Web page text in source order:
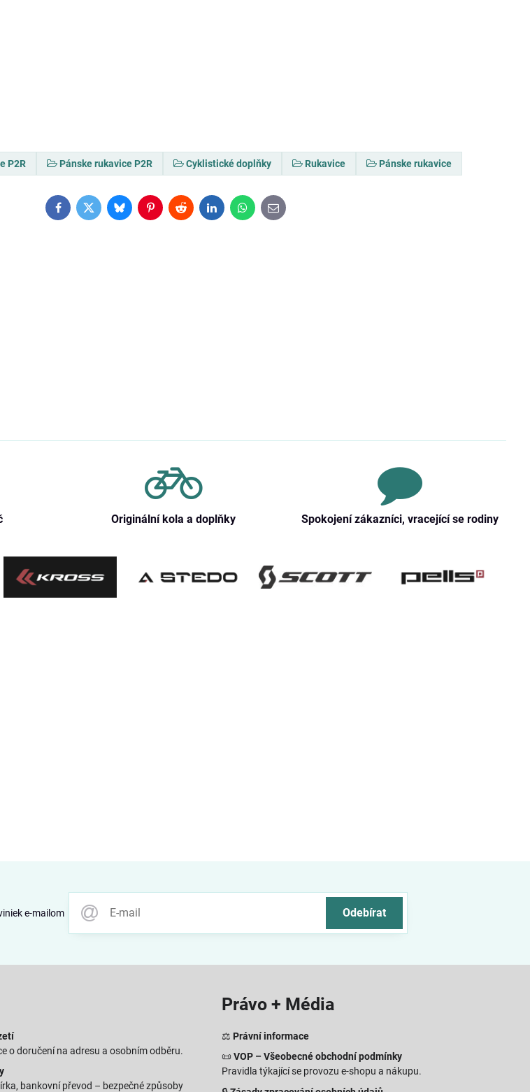
P2R Pánske rukavice P2R Cyklistické doplňky Rukavice Pánske rukavice
FacebookTwitterBlueskyPinterestRedditLinkedInWhatsApp
E-
mail
Originální kola a doplňky Spokojení zákazníci, vracející se rodiny
Odebírat
e-mailom
o doručení na adresu a osobním odběru.
bankovní převod – bezpečné způsoby
Právo + Média
⚖️ Právní informace
📜VOP – Všeobecné obchodní podmínky
Pravidla týkající se provozu e-shopu a nákupu.